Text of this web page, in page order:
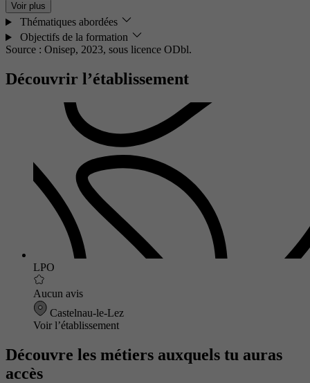
Voir plus
Thématiques abordées
Objectifs de la formation
Source : Onisep, 2023, sous licence ODbl.
Découvrir l’établissement
LPO
Aucun avis
Castelnau-le-Lez
Voir l’établissement
Découvre les métiers auxquels tu auras
accès